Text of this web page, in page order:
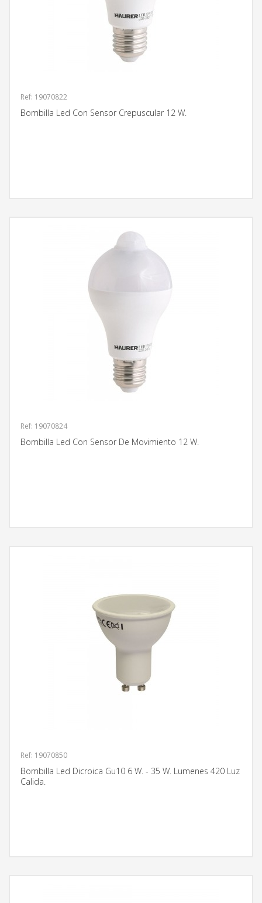
Ref: 19070822
Bombilla Led Con Sensor Crepuscular 12 W.
Ref: 19070824
Bombilla Led Con Sensor De Movimiento 12 W.
Ref: 19070850
Bombilla Led Dicroica Gu10 6 W. - 35 W. Lumenes 420 Luz
Calida.